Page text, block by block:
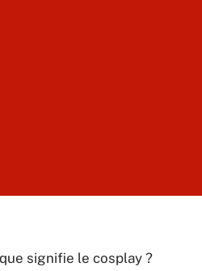
signifie le cosplay ?